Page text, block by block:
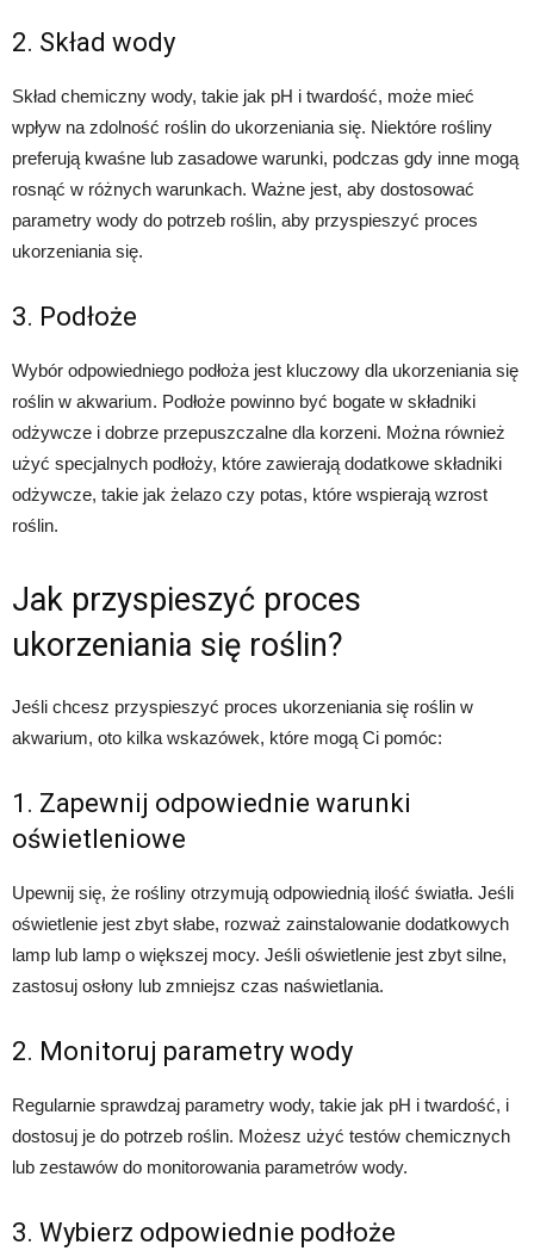
2. Skład wody
Skład chemiczny wody, takie jak pH i twardość, może mieć
wpływ na zdolność roślin do ukorzeniania się. Niektóre rośliny
preferują kwaśne lub zasadowe warunki, podczas gdy inne mogą
rosnąć w różnych warunkach. Ważne jest, aby dostosować
parametry wody do potrzeb roślin, aby przyspieszyć proces
ukorzeniania się.
3. Podłoże
Wybór odpowiedniego podłoża jest kluczowy dla ukorzeniania się
roślin w akwarium. Podłoże powinno być bogate w składniki
odżywcze i dobrze przepuszczalne dla korzeni. Można również
użyć specjalnych podłoży, które zawierają dodatkowe składniki
odżywcze, takie jak żelazo czy potas, które wspierają wzrost
roślin.
Jak przyspieszyć proces
ukorzeniania się roślin?
Jeśli chcesz przyspieszyć proces ukorzeniania się roślin w
akwarium, oto kilka wskazówek, które mogą Ci pomóc:
1. Zapewnij odpowiednie warunki
oświetleniowe
Upewnij się, że rośliny otrzymują odpowiednią ilość światła. Jeśli
oświetlenie jest zbyt słabe, rozważ zainstalowanie dodatkowych
lamp lub lamp o większej mocy. Jeśli oświetlenie jest zbyt silne,
zastosuj osłony lub zmniejsz czas naświetlania.
2. Monitoruj parametry wody
Regularnie sprawdzaj parametry wody, takie jak pH i twardość, i
dostosuj je do potrzeb roślin. Możesz użyć testów chemicznych
lub zestawów do monitorowania parametrów wody.
3. Wybierz odpowiednie podłoże